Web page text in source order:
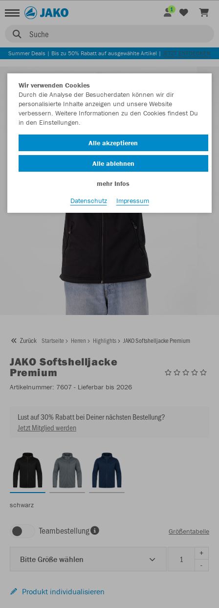
Suche
1
Summer Deals | Bis zu 50% Rabatt auf ausgewählte Artikel | JETZT ENTDECKEN
Zurück Startseite Herren Highlights JAKO Softshelljacke Premium
JAKO Softshelljacke
Premium
Artikelnummer: 7607 - Lieferbar bis 2026
Lust auf 30% Rabatt bei Deiner nächsten Bestellung?
Jetzt Mitglied werden
schwarz
Teambestellung Größentabelle
Bitte Größe wählen
+
-
Produkt individualisieren
Wir verwenden Cookies
Durch die Analyse der Besucherdaten können wir dir
personalisierte Inhalte anzeigen und unsere Website
verbessern. Weitere Informationen zu den Cookies findest Du
in den Einstellungen.
Alle akzeptieren
Alle ablehnen
mehr Infos
Datenschutz
Impressum